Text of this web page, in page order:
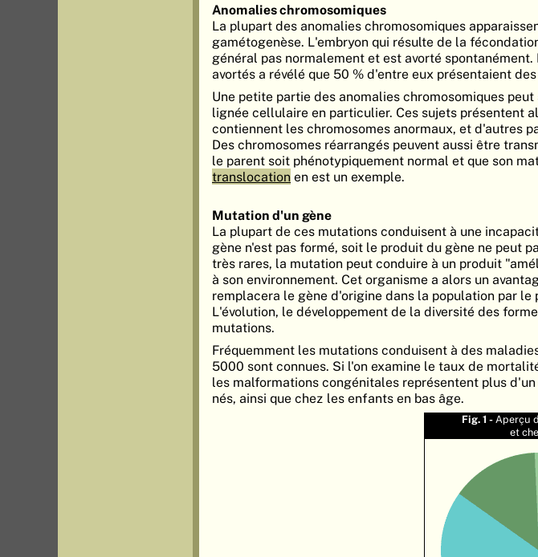
Anomalies chromosomiques
La plupart des anomalies chromosomiques
gamétogenèse. L'embryon qui résulte de la
général pas normalement et est avorté
avortés a révélé que 50 % d'entre eux présentaient
Une petite partie des anomalies chromosomiques
lignée cellulaire en particulier. Ces sujets présentent
contiennent les chromosomes anormaux, et d'autres
Des chromosomes réarrangés peuvent aussi être
le parent soit phénotypiquement normal et que son
translocation en est un exemple.
Mutation d'un gène
La plupart de ces mutations conduisent à une
gène n'est pas formé, soit le produit du gène ne peut
très rares, la mutation peut conduire à un produit
à son environnement. Cet organisme a alors un
remplacera le gène d'origine dans la population par
L'évolution, le développement de la diversité des
mutations.
Fréquemment les mutations conduisent à des
5000 sont connues. Si l'on examine le taux de
les malformations congénitales représentent plus
nés, ainsi que chez les enfants en bas âge.
Fig. 1 - Aperçu
et